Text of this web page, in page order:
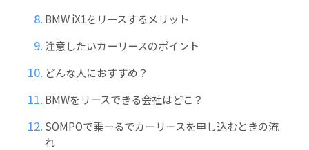
BMW iX1をリースするメリット
注意したいカーリースのポイント
どんな人におすすめ？
BMWをリースできる会社はどこ？
SOMPOで乗ーるでカーリースを申し込むときの流
れ